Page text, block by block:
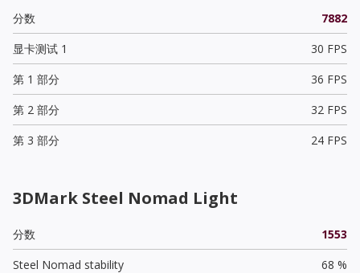
分数
7882
显卡测试 1
30 FPS
第 1 部分
36 FPS
第 2 部分
32 FPS
第 3 部分
24 FPS
3DMark Steel Nomad Light
分数
1553
Steel Nomad stability
68 %